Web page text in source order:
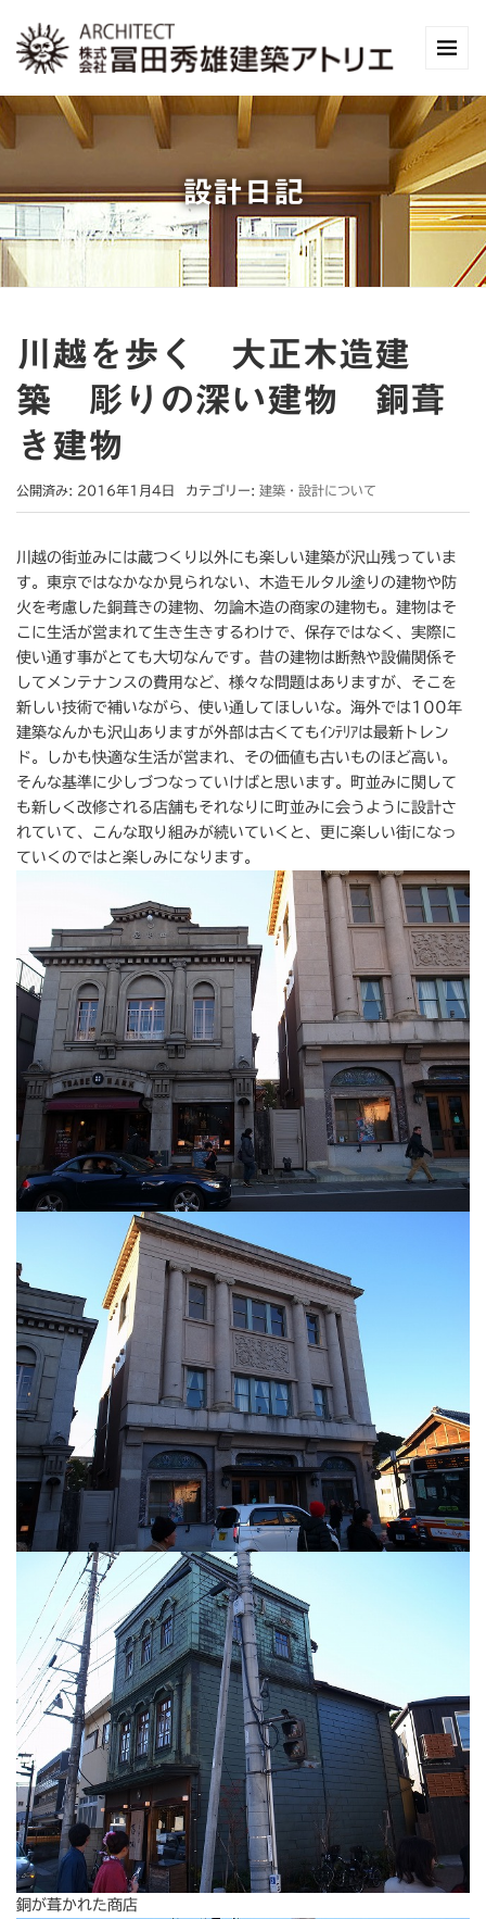
設計日記
川越を歩く 大正木造建
築 彫りの深い建物 銅葺
き建物
公開済み: 2016年1月4日 カテゴリー: 建築・設計について
川越の街並みには蔵つくり以外にも楽しい建築が沢山残っていま
す。東京ではなかなか見られない、木造モルタル塗りの建物や防
火を考慮した銅葺きの建物、勿論木造の商家の建物も。建物はそ
こに生活が営まれて生き生きするわけで、保存ではなく、実際に
使い通す事がとても大切なんです。昔の建物は断熱や設備関係そ
してメンテナンスの費用など、様々な問題はありますが、そこを
新しい技術で補いながら、使い通してほしいな。海外では100年
建築なんかも沢山ありますが外部は古くてもｲﾝﾃﾘｱは最新トレン
ド。しかも快適な生活が営まれ、その価値も古いものほど高い。
そんな基準に少しづつなっていけばと思います。町並みに関して
も新しく改修される店舗もそれなりに町並みに会うように設計さ
れていて、こんな取り組みが続いていくと、更に楽しい街になっ
ていくのではと楽しみになります。
銅が葺かれた商店